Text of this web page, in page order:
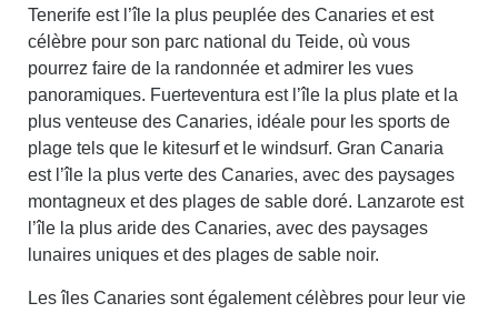
Tenerife est l’île la plus peuplée des Canaries et est
célèbre pour son parc national du Teide, où vous
pourrez faire de la randonnée et admirer les vues
panoramiques. Fuerteventura est l’île la plus plate et la
plus venteuse des Canaries, idéale pour les sports de
plage tels que le kitesurf et le windsurf. Gran Canaria
est l’île la plus verte des Canaries, avec des paysages
montagneux et des plages de sable doré. Lanzarote est
l’île la plus aride des Canaries, avec des paysages
lunaires uniques et des plages de sable noir.
Les îles Canaries sont également célèbres pour leur vie